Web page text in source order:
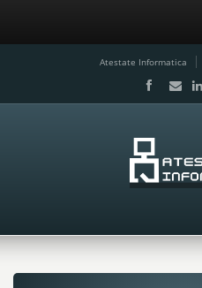
Atestate Informatica